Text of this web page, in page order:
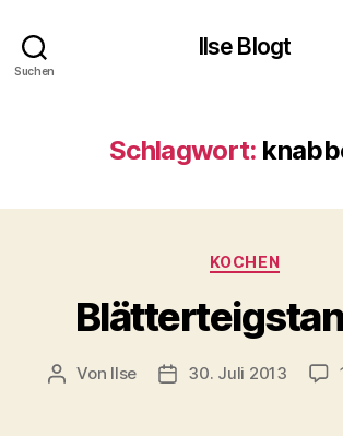
Suchen
Ilse Blogt
Schlagwort:
Kategorien
KOCHEN
Beitragsautor
Von Ilse Beitragsdatum
30. Juli 2013